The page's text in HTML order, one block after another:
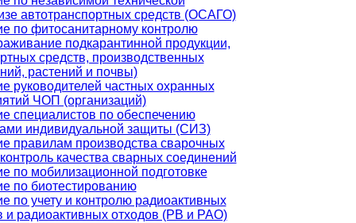
автотранспортных средств (ОСАГО)
по фитосанитарному контролю
подкарантинной продукции,
средств, производственных
растений и почвы)
руководителей частных охранных
ЧОП (организаций)
специалистов по обеспечению
индивидуальной защиты (СИЗ)
правилам производства сварочных
качества сварных соединений
по мобилизационной подготовке
по биотестированию
по учету и контролю радиоактивных
и радиоактивных отходов (РВ и РАО)